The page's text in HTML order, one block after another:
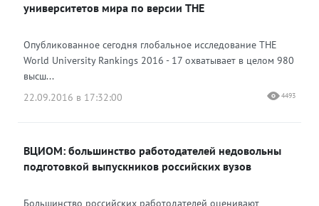
университетов мира по версии THE
Опубликованное сегодня глобальное исследование THE
World University Rankings 2016 - 17 охватывает в целом 980
высш...
22.09.2016 в 17:32:00
4493
ВЦИОМ: большинство работодателей недовольны
подготовкой выпускников российских вузов
Большинство российских работодателей оценивают